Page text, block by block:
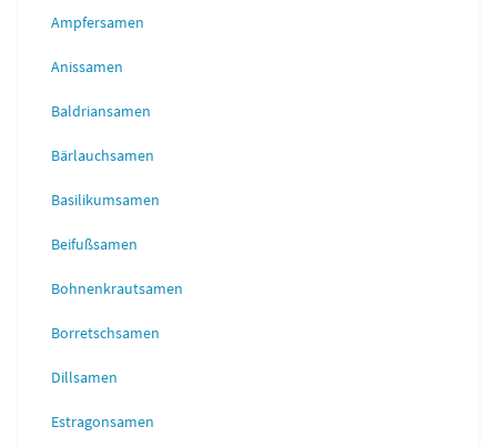
Ampfersamen
Anissamen
Baldriansamen
Bärlauchsamen
Basilikumsamen
Beifußsamen
Bohnenkrautsamen
Borretschsamen
Dillsamen
Estragonsamen